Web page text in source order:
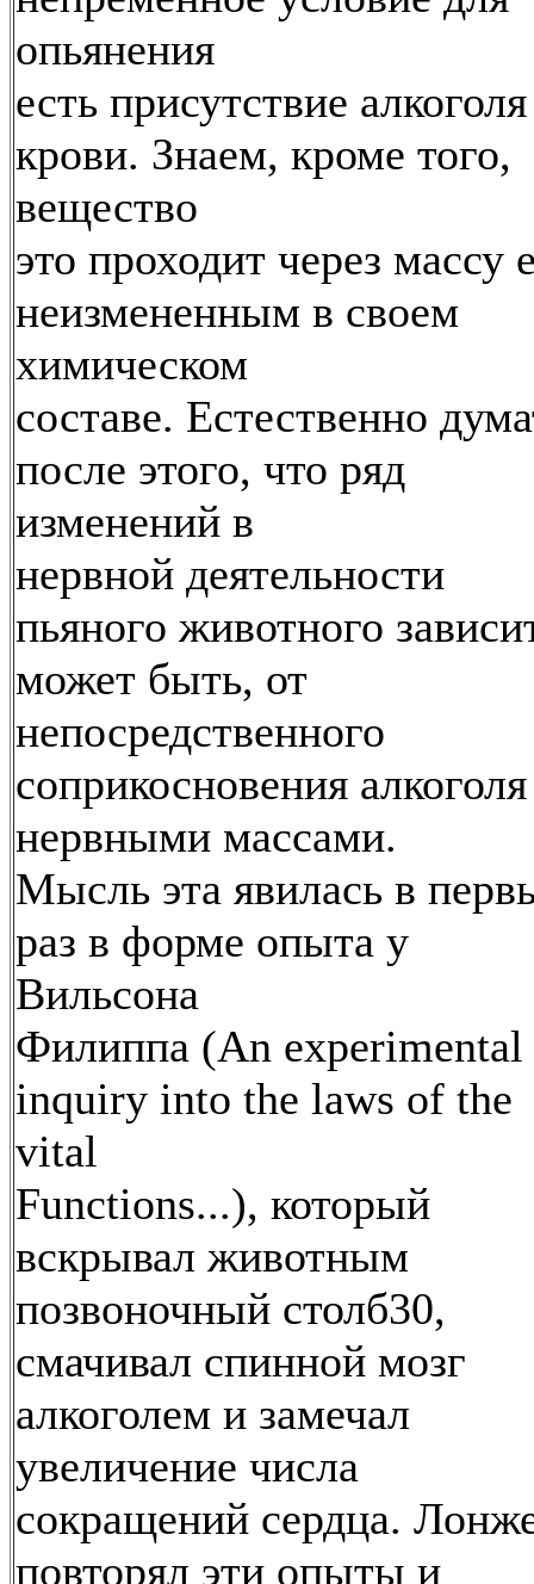
опьянения
есть присутствие
крови. Знаем, кроме того,
вещество
это проходит через массу
неизмененным в своем
химическом
составе. Естественно
после этого, что ряд
изменений в
нервной деятельности
пьяного животного
может быть, от
непосредственного
соприкосновения
нервными массами.
Мысль эта явилась в
раз в форме опыта у
Вильсона
Филиппа (An experimental
inquiry into the laws of the
vital
Functions...), который
вскрывал животным
позвоночный столб30,
смачивал спинной мозг
алкоголем и замечал
увеличение числа
сокращений сердца.
повторял эти опыты и